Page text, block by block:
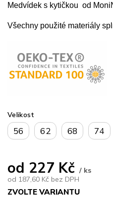
od 227 Kč / ks
od 187,60 Kč bez DPH
ZVOLTE VARIANTU
Velikost
56 62 68 74
Medvídek s kytičkou od
Všechny použité materiály